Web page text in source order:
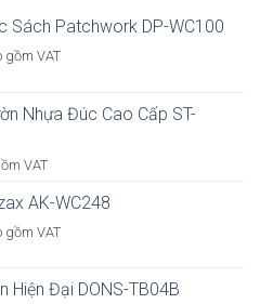
Sách Patchwork DP-WC100
gồm VAT
Nhựa Đúc Cao Cấp ST-
VAT
AK-WC248
gồm VAT
Hiện Đại DONS-TB04B